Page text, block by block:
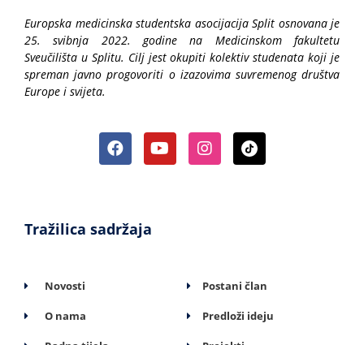
Europska medicinska studentska asocijacija Split osnovana je
25. svibnja 2022. godine na Medicinskom fakultetu
Sveučilišta u Splitu. Cilj jest okupiti kolektiv studenata koji je
spreman javno progovoriti o izazovima suvremenog društva
Europe i svijeta.
Tražilica sadržaja
Novosti
O nama
Postani član
Predloži ideju